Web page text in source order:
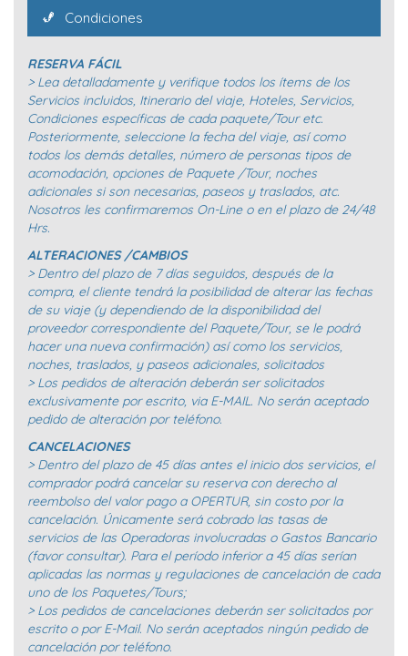
Condiciones
RESERVA FÁCIL
> Lea detalladamente y verifique todos los ítems de los
Servicios incluidos, Itinerario del viaje, Hoteles, Servicios,
Condiciones específicas de cada paquete/Tour etc.
Posteriormente, seleccione la fecha del viaje, así como
todos los demás detalles, número de personas tipos de
acomodación, opciones de Paquete /Tour, noches
adicionales si son necesarias, paseos y traslados, atc.
Nosotros les confirmaremos On-Line o en el plazo de 24/48
Hrs.
ALTERACIONES /CAMBIOS
> Dentro del plazo de 7 días seguidos, después de la
compra, el cliente tendrá la posibilidad de alterar las fechas
de su viaje (y dependiendo de la disponibilidad del
proveedor correspondiente del Paquete/Tour, se le podrá
hacer una nueva confirmación) así como los servicios,
noches, traslados, y paseos adicionales, solicitados
> Los pedidos de alteración deberán ser solicitados
exclusivamente por escrito, via E-MAIL. No serán aceptado
pedido de alteración por teléfono.
CANCELACIONES
> Dentro del plazo de 45 días antes el inicio dos servicios, el
comprador podrá cancelar su reserva con derecho al
reembolso del valor pago a OPERTUR, sin costo por la
cancelación. Únicamente será cobrado las tasas de
servicios de las Operadoras involucradas o Gastos Bancario
(favor consultar). Para el período inferior a 45 días serían
aplicadas las normas y regulaciones de cancelación de cada
uno de los Paquetes/Tours;
> Los pedidos de cancelaciones deberán ser solicitados por
escrito o por E-Mail. No serán aceptados ningún pedido de
cancelación por teléfono.